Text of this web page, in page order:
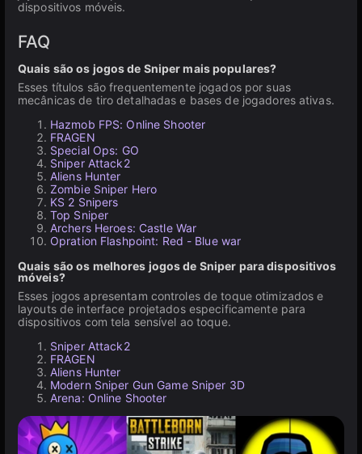
dispositivos móveis.
FAQ
Quais são os jogos de Sniper mais populares?
Esses títulos são frequentemente jogados por suas
mecânicas de tiro detalhadas e bases de jogadores ativas.
Hazmob FPS: Online Shooter
FRAGEN
Special Ops: GO
Sniper Attack2
Aliens Hunter
Zombie Sniper Hero
KS 2 Snipers
Top Sniper
Archers Heroes: Castle War
Opration Flashpoint: Red - Blue war
Quais são os melhores jogos de Sniper para dispositivos
móveis?
Esses jogos apresentam controles de toque otimizados e
layouts de interface projetados especificamente para
dispositivos com tela sensível ao toque.
Sniper Attack2
FRAGEN
Aliens Hunter
Modern Sniper Gun Game Sniper 3D
Arena: Online Shooter